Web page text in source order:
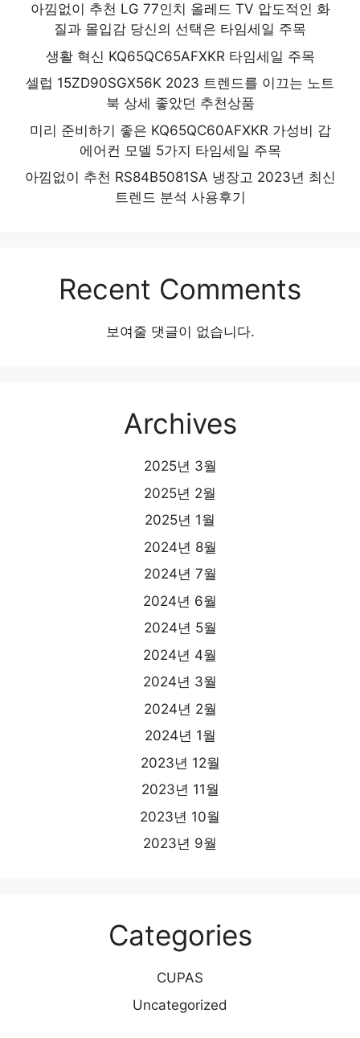
아낌없이 추천 LG 77인치 올레드 TV 압도적인 화
질과 몰입감 당신의 선택은 타임세일 주목
생활 혁신 KQ65QC65AFXKR 타임세일 주목
셀럽 15ZD90SGX56K 2023 트렌드를 이끄는 노트
북 상세 좋았던 추천상품
미리 준비하기 좋은 KQ65QC60AFXKR 가성비 갑
에어컨 모델 5가지 타임세일 주목
아낌없이 추천 RS84B5081SA 냉장고 2023년 최신
트렌드 분석 사용후기
Recent Comments
보여줄 댓글이 없습니다.
Archives
2025년 3월
2025년 2월
2025년 1월
2024년 8월
2024년 7월
2024년 6월
2024년 5월
2024년 4월
2024년 3월
2024년 2월
2024년 1월
2023년 12월
2023년 11월
2023년 10월
2023년 9월
Categories
CUPAS
Uncategorized